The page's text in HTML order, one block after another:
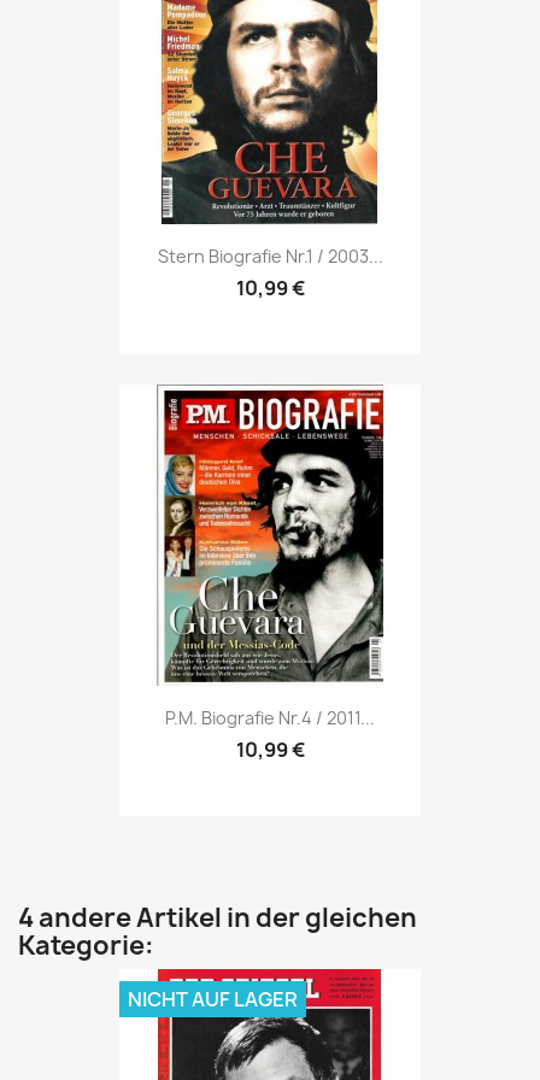
Vorschau
Stern Biografie Nr.1 / 2003...
10,99 €
Vorschau
P.M. Biografie Nr.4 / 2011...
10,99 €
4 andere Artikel in der gleichen
Kategorie:
NICHT AUF LAGER